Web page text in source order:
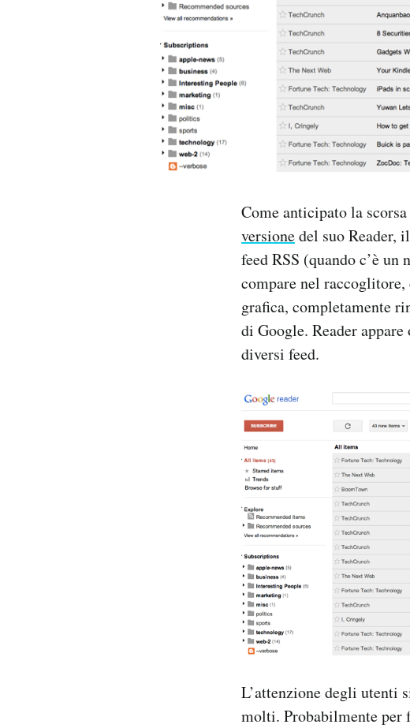
Come anticipato la
versionedel suo Reader,
feed RSS (quando c’è
compare nel
grafica, completamente
di Google. Reader
diversi feed.
L’attenzione degli utenti
molti. Probabilmente per